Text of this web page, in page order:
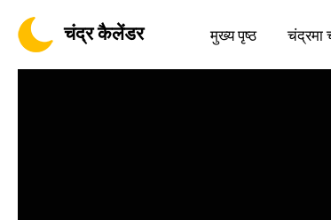
चंद्र कैलेंडर मुख्य पृष्ठ